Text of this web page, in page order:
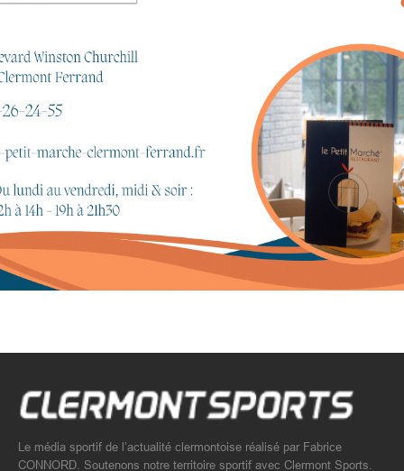
Le média sportif de l’actualité clermontoise réalisé par Fabrice
CONNORD. Soutenons notre territoire sportif avec Clermont Sports.